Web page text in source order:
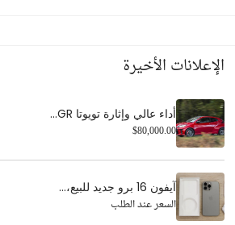
الإعلانات الأخيرة
أداء عالي وإثارة تويوتا GR...
$80,000.00
آيفون 16 برو جديد للبيع،...
السعر عند الطلب